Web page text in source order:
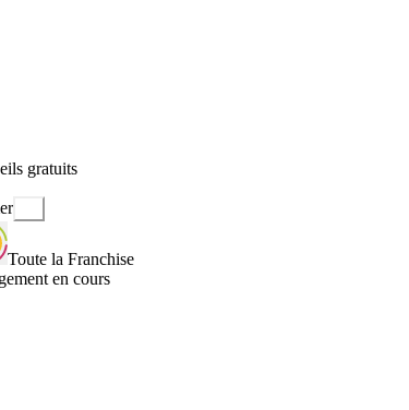
gratuits
Toute la Franchise
en cours